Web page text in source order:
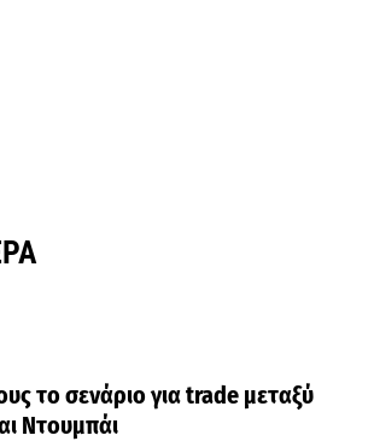
το σενάριο για trade μεταξύ
Ντουμπάι